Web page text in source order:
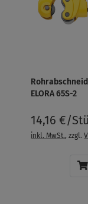
ELORA 65S-2
14,16 €/
inkl. MwSt., zzgl.